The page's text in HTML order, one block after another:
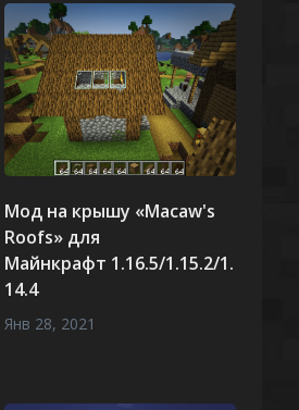
Мод на крышу «Macaw's
Roofs» для
Майнкрафт 1.16.5/1.15.2/1.
14.4
Янв 28, 2021